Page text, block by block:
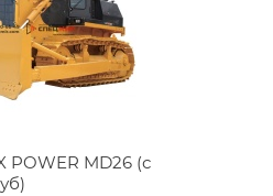
POWER MD26 (с